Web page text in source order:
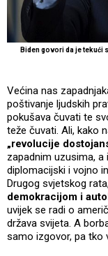
Biden govori da je tekući
Većina nas
poštivanje ljudskih
pokušava čuvati te
teže čuvati. Ali, kako
„revolucije
zapadnim uzusima, a
diplomacijski i vojno
Drugog svjetskog
demokracijom i
uvijek se radi o
država svijeta. A
samo izgovor, pa tko